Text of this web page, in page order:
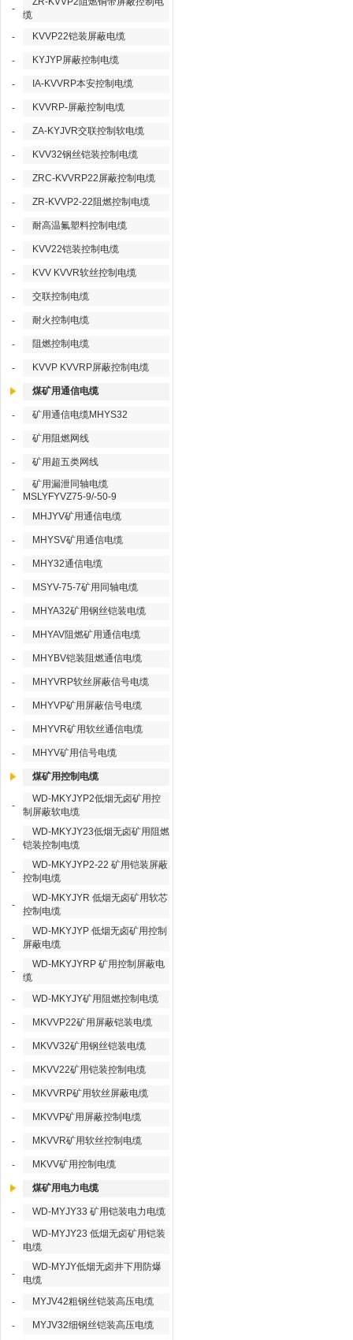
-
缆
-
KVVP22铠装屏蔽电缆
- KYJYP屏蔽控制电缆
- IA-KVVRP本安控制电缆
- KVVRP-屏蔽控制电缆
- ZA-KYJVR交联控制软电缆
- KVV32钢丝铠装控制电缆
- ZRC-KVVRP22屏蔽控制电缆
- ZR-KVVP2-22阻燃控制电缆
- 耐高温氟塑料控制电缆
- KVV22铠装控制电缆
- KVV KVVR软丝控制电缆
- 交联控制电缆
- 耐火控制电缆
- 阻燃控制电缆
- KVVP KVVRP屏蔽控制电缆
煤矿用通信电缆
- 矿用通信电缆MHYS32
- 矿用阻燃网线
- 矿用超五类网线
-
矿用漏泄同轴电缆
MSLYFYVZ75-9/-50-9
-
MHJYV矿用通信电缆
- MHYSV矿用通信电缆
- MHY32通信电缆
- MSYV-75-7矿用同轴电缆
- MHYA32矿用钢丝铠装电缆
- MHYAV阻燃矿用通信电缆
- MHYBV铠装阻燃通信电缆
- MHYVRP软丝屏蔽信号电缆
- MHYVP矿用屏蔽信号电缆
- MHYVR矿用软丝通信电缆
- MHYV矿用信号电缆
煤矿用控制电缆
-
WD-MKYJYP2低烟无卤矿用控
制屏蔽软电缆
-
WD-MKYJY23低烟无卤矿用阻燃
铠装控制电缆
-
WD-MKYJYP2-22 矿用铠装屏蔽
控制电缆
-
WD-MKYJYR 低烟无卤矿用软芯
控制电缆
-
WD-MKYJYP 低烟无卤矿用控制
屏蔽电缆
-
WD-MKYJYRP 矿用控制屏蔽电
缆
-
WD-MKYJY矿用阻燃控制电缆
- MKVVP22矿用屏蔽铠装电缆
- MKVV32矿用钢丝铠装电缆
- MKVV22矿用铠装控制电缆
- MKVVRP矿用软丝屏蔽电缆
- MKVVP矿用屏蔽控制电缆
- MKVVR矿用软丝控制电缆
- MKVV矿用控制电缆
煤矿用电力电缆
- WD-MYJY33 矿用铠装电力电缆
-
WD-MYJY23 低烟无卤矿用铠装
电缆
-
WD-MYJY低烟无卤井下用防爆
电缆
-
MYJV42粗钢丝铠装高压电缆
- MYJV32细钢丝铠装高压电缆